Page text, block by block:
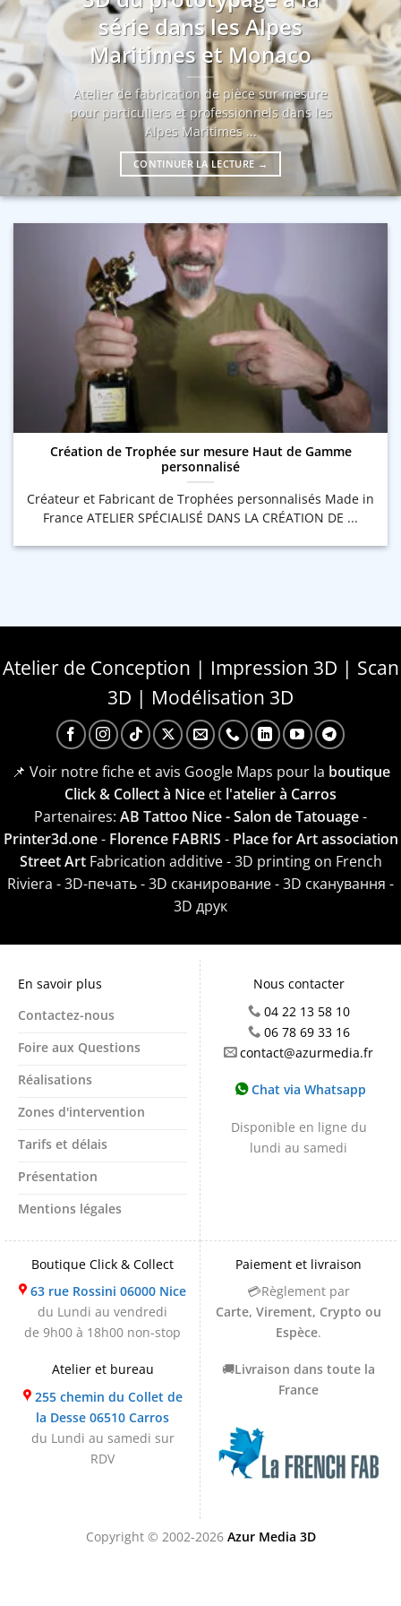
série dans les Alpes
Maritimes et Monaco
Atelier de fabrication de pièce sur mesure
pour particuliers et professionnels dans les
Alpes Maritimes ...
CONTINUER LA LECTURE →
Création de Trophée sur mesure Haut de Gamme
personnalisé
Créateur et Fabricant de Trophées personnalisés Made in
France ATELIER SPÉCIALISÉ DANS LA CRÉATION DE ...
Atelier de Conception | Impression 3D | Scan
3D | Modélisation 3D
📌 Voir notre fiche et avis Google Maps pour la boutique
Click & Collect à Nice et l'atelier à Carros
Partenaires: AB Tattoo Nice - Salon de Tatouage-
Printer3d.one- Florence FABRIS - Place for Art association
Street ArtFabrication additive - 3D printing on French
Riviera - 3D-печать - 3D сканирование - 3D сканування -
3D друк
En savoir plus
Contactez-nous
Foire aux Questions
Réalisations
Zones d'intervention
Tarifs et délais
Présentation
Mentions légales
Nous contacter
04 22 13 58 10
06 78 69 33 16
contact@azurmedia.fr
Chat via Whatsapp
Disponible en ligne du
lundi au samedi
Boutique Click & Collect
63 rue Rossini 06000 Nice
du Lundi au vendredi
de 9h00 à 18h00 non-stop
Atelier et bureau
255 chemin du Collet de
la Desse 06510 Carros
du Lundi au samedi sur
RDV
Paiement et livraison
💳Règlement par
Carte, Virement, Crypto ou
Espèce.
🚚Livraison dans toute la
France
Copyright © 2002-2026 Azur Media 3D